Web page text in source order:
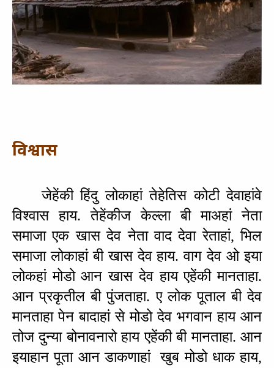
विश्वास
जेहेंकी हिंदु लोकाहां तेहेतिस कोटी देवाहांवे
विश्‍वास हाय. तेहेंकीज केल्‍ला बी माअहां नेता
समाजा एक खास देव नेता वाद देवा रेताहां, भिल
समाजा लोकाहां बी खास देव हाय. वाग देव ओ इया
लोकहां मोडो आन खास देव हाय एहेंकी मानताहा.
आन प्रकृतील बी पुंजताहा. ए लोक पूताल बी देव
मानताहा पेन बादाहां से मोडो देव भगवान हाय आन
तोज दुन्‍या बोनावनारो हाय एहेंकी बी मानताहा. आन
इयाहान पूता आन डाकणाहां  खुब मोडो धाक हाय,